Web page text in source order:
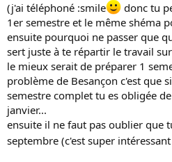
(j'ai téléphoné :smile
donc tu
1er semestre et le même shéma
ensuite pourquoi ne passer que
sert juste à te répartir le travail
le mieux serait de préparer 1
problème de Besançon c'est que
semestre complet tu es obligée
janvier...
ensuite il ne faut pas oublier que
septembre (c'est super